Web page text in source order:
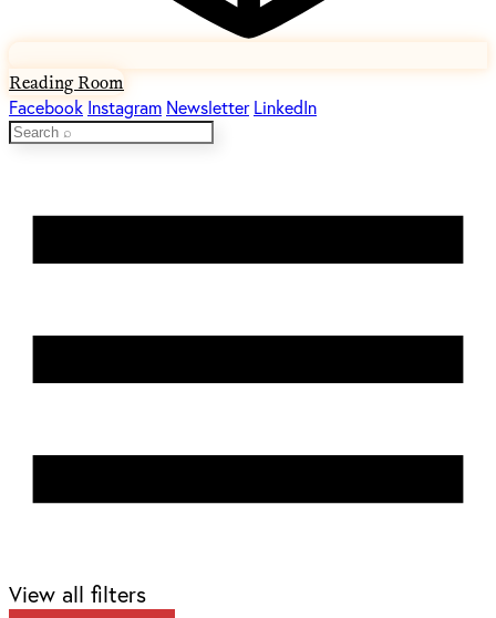
Reading Room
Facebook Instagram Newsletter LinkedIn
View all filters